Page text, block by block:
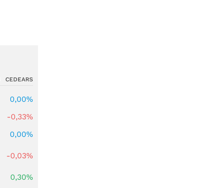
CEDEARS
0,00%
-0,33%
0,00%
-0,03%
0,30%